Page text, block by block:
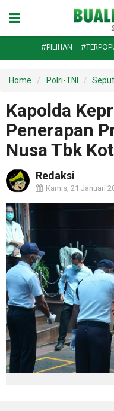
#PILIHAN
Home Polri-TNI
Kapolda
Penerapan
Nusa Tbk
Redaksi
Kamis, 21 Januari